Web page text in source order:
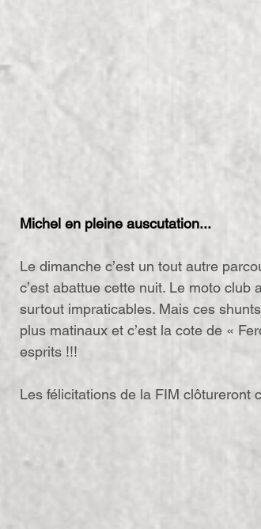
Michel en pleine auscutation...
Le dimanche c’est un tout autre
c’est abattue cette nuit. Le moto
surtout impraticables. Mais ces
plus matinaux et c’est la cote de «
esprits !!!
Les félicitations de la FIM clôtureront